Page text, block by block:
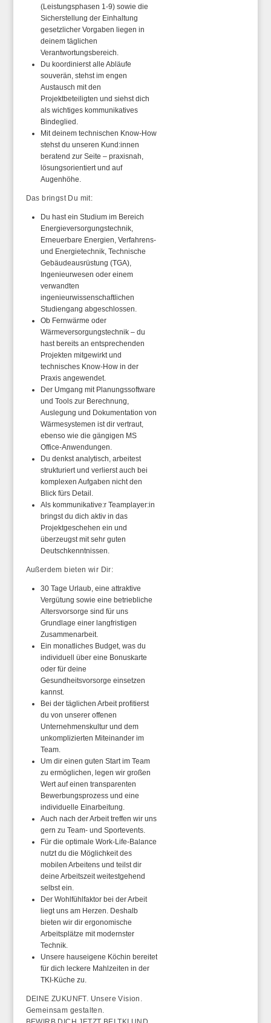
(Leistungsphasen 1-9) sowie die
Sicherstellung der Einhaltung
gesetzlicher Vorgaben liegen in
deinem täglichen
Verantwortungsbereich.
Du koordinierst alle Abläufe
souverän, stehst im engen
Austausch mit den
Projektbeteiligten und siehst dich
als wichtiges kommunikatives
Bindeglied.
Mit deinem technischen Know-How
stehst du unseren Kund:innen
beratend zur Seite – praxisnah,
lösungsorientiert und auf
Augenhöhe.
Das bringst Du mit:
Du hast ein Studium im Bereich
Energieversorgungstechnik,
Erneuerbare Energien, Verfahrens-
und Energietechnik, Technische
Gebäudeausrüstung (TGA),
Ingenieurwesen oder einem
verwandten
ingenieurwissenschaftlichen
Studiengang abgeschlossen.
Ob Fernwärme oder
Wärmeversorgungstechnik – du
hast bereits an entsprechenden
Projekten mitgewirkt und
technisches Know-How in der
Praxis angewendet.
Der Umgang mit Planungssoftware
und Tools zur Berechnung,
Auslegung und Dokumentation von
Wärmesystemen ist dir vertraut,
ebenso wie die gängigen MS
Office-Anwendungen.
Du denkst analytisch, arbeitest
strukturiert und verlierst auch bei
komplexen Aufgaben nicht den
Blick fürs Detail.
Als kommunikative:r Teamplayer:in
bringst du dich aktiv in das
Projektgeschehen ein und
überzeugst mit sehr guten
Deutschkenntnissen.
Außerdem bieten wir Dir:
30 Tage Urlaub, eine attraktive
Vergütung sowie eine betriebliche
Altersvorsorge sind für uns
Grundlage einer langfristigen
Zusammenarbeit.
Ein monatliches Budget, was du
individuell über eine Bonuskarte
oder für deine
Gesundheitsvorsorge einsetzen
kannst.
Bei der täglichen Arbeit profitierst
du von unserer offenen
Unternehmenskultur und dem
unkomplizierten Miteinander im
Team.
Um dir einen guten Start im Team
zu ermöglichen, legen wir großen
Wert auf einen transparenten
Bewerbungsprozess und eine
individuelle Einarbeitung.
Auch nach der Arbeit treffen wir uns
gern zu Team- und Sportevents.
Für die optimale Work-Life-Balance
nutzt du die Möglichkeit des
mobilen Arbeitens und teilst dir
deine Arbeitszeit weitestgehend
selbst ein.
Der Wohlfühlfaktor bei der Arbeit
liegt uns am Herzen. Deshalb
bieten wir dir ergonomische
Arbeitsplätze mit modernster
Technik.
Unsere hauseigene Köchin bereitet
für dich leckere Mahlzeiten in der
TKI-Küche zu.
DEINE ZUKUNFT. Unsere Vision.
Gemeinsam gestalten.